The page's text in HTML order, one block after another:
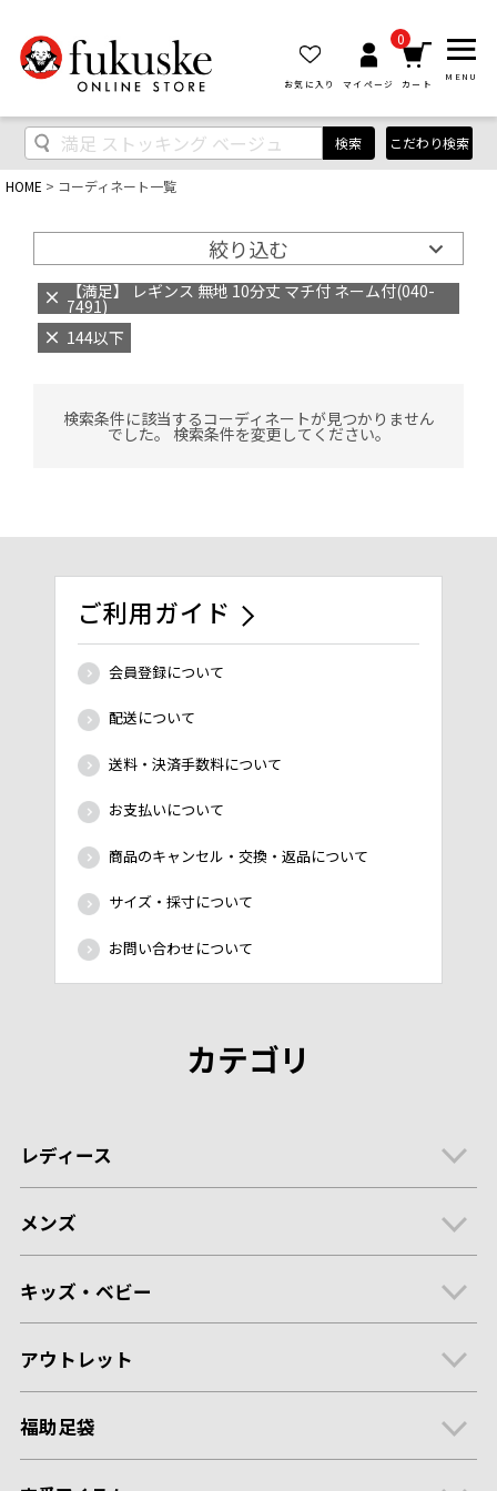
お気に入り マイページ
0
カート
MENU
検索 こだわり検索
HOME コーディネート一覧
絞り込む
【満足】 レギンス 無地 10分丈 マチ付 ネーム付(040-
7491)
144以下
検索条件に該当するコーディネートが見つかりません
でした。 検索条件を変更してください。
ご利用ガイド
会員登録について
配送について
送料・決済手数料について
お支払いについて
商品のキャンセル・交換・返品について
サイズ・採寸について
お問い合わせについて
カテゴリ
レディース
メンズ
キッズ・ベビー
アウトレット
福助足袋